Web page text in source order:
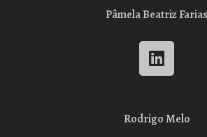
Pâmela Beatriz Farias
Rodrigo Melo